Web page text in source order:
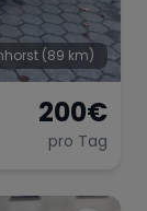
(89 km)
200€
pro Tag